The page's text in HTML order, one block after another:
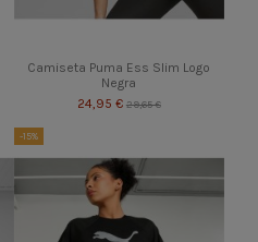
Camiseta Puma Ess Slim Logo
Negra
24,95 € 29,65 €
-15%